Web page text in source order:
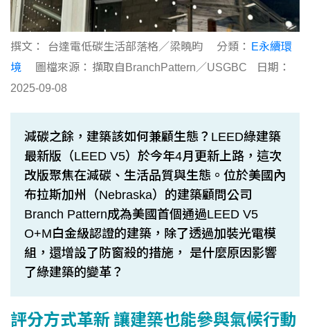
撰文： 台達電低碳生活部落格／梁曉昀 分類：
E永續環
境
圖檔來源： 擷取自BranchPattern／USGBC
日期：
2025-09-08
減碳之餘，建築該如何兼顧生態？LEED綠建築
最新版（LEED V5）於今年4月更新上路，這次
改版聚焦在減碳、生活品質與生態。位於美國內
布拉斯加州（Nebraska）的建築顧問公司
Branch Pattern成為美國首個通過LEED V5
O+M白金級認證的建築，除了透過加裝光電模
組，還增設了防窗殺的措施， 是什麼原因影響
了綠建築的變革？
評分方式革新 讓建築也能參與氣候行動